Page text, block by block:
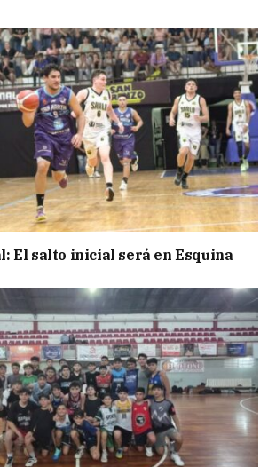
El salto inicial será en Esquina